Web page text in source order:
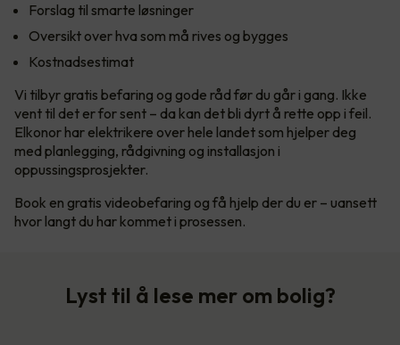
Forslag til smarte løsninger
Oversikt over hva som må rives og bygges
Kostnadsestimat
Vi tilbyr gratis befaring og gode råd før du går i gang. Ikke
vent til det er for sent – da kan det bli dyrt å rette opp i feil.
Elkonor har elektrikere over hele landet som hjelper deg
med planlegging, rådgivning og installasjon i
oppussingsprosjekter.
Book en gratis videobefaring og få hjelp der du er – uansett
hvor langt du har kommet i prosessen.
Lyst til å lese mer om bolig?